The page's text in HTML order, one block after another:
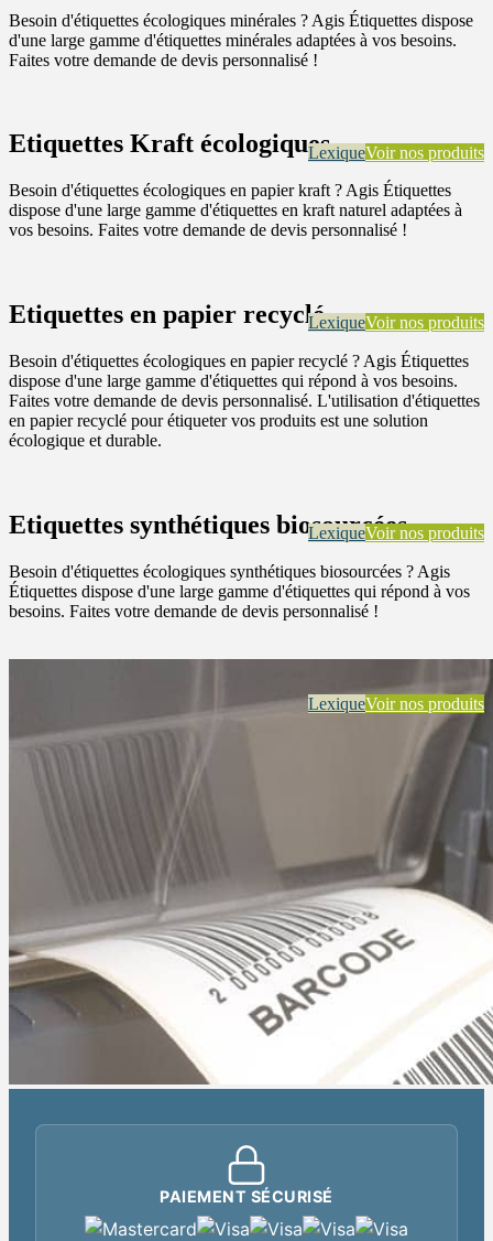
Besoin d'étiquettes écologiques minérales ? Agis Étiquettes dispose
d'une large gamme d'étiquettes minérales adaptées à vos besoins.
Faites votre demande de devis personnalisé !
LexiqueVoir nos produits
Etiquettes Kraft écologiques
Besoin d'étiquettes écologiques en papier kraft ? Agis Étiquettes
dispose d'une large gamme d'étiquettes en kraft naturel adaptées à
vos besoins. Faites votre demande de devis personnalisé !
LexiqueVoir nos produits
Etiquettes en papier recyclé
Besoin d'étiquettes écologiques en papier recyclé ? Agis Étiquettes
dispose d'une large gamme d'étiquettes qui répond à vos besoins.
Faites votre demande de devis personnalisé. L'utilisation d'étiquettes
en papier recyclé pour étiqueter vos produits est une solution
écologique et durable.
LexiqueVoir nos produits
Etiquettes synthétiques biosourcées
Besoin d'étiquettes écologiques synthétiques biosourcées ? Agis
Étiquettes dispose d'une large gamme d'étiquettes qui répond à vos
besoins. Faites votre demande de devis personnalisé !
LexiqueVoir nos produits
PAIEMENT SÉCURISÉ